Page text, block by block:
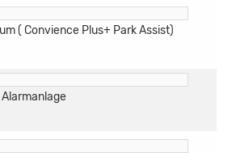
( Convience Plus+ Park Assist)